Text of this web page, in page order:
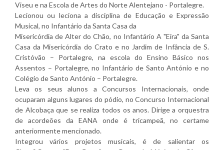
Viseu e na Escola de Artes do Norte Alentejano - Portalegre.
Lecionou ou leciona a disciplina de Educação e Expressão
Musical, no Infantário da Santa Casa da
Misericórdia de Alter do Chão, no Infantário A "Eira" da Santa
Casa da Misericórdia do Crato e no Jardim de Infância de S.
Cristóvão – Portalegre, na escola do Ensino Básico nos
Assentos – Portalegre, no Infantário de Santo António e no
Colégio de Santo António – Portalegre.
Leva os seus alunos a Concursos Internacionais, onde
ocuparam alguns lugares do pódio, no Concurso Internacional
de Alcobaça que se realiza todos os anos. Dirige a orquestra
de acordeões da EANA onde é tricampeã, no certame
anteriormente mencionado.
Integrou vários projetos musicais, é de salientar os